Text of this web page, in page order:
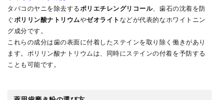
タバコのヤニを除去するポリエチレングリコール、歯石の沈着を防
ぐポリリン酸ナトリウムやゼオライト などが代表的なホワイトニン
グ成分です。
これらの成分は歯の表面に付着したステインを取り除く働きがあり
ます。ポリリン酸ナトリウムは、同時にステインの付着を予防する
ことも可能です。